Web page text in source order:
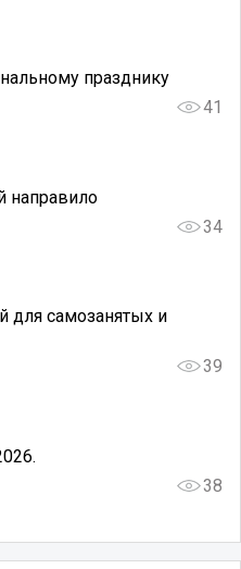
празднику
41
направило
34
для самозанятых и
39
38